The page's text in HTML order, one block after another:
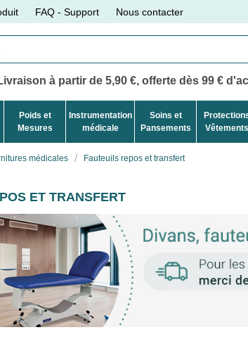
FAQ - Support Nous contacter
à partir de 5,90 €, offerte dès 99 €
Poids et
Mesures
Instrumentation
médicale
Soins et
Pansements
Vêtements
médicales Fauteuils repos et transfert
ET TRANSFERT